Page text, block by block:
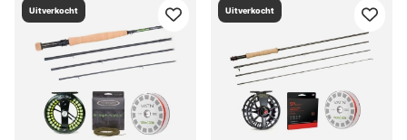
Uitverkocht Uitverkocht